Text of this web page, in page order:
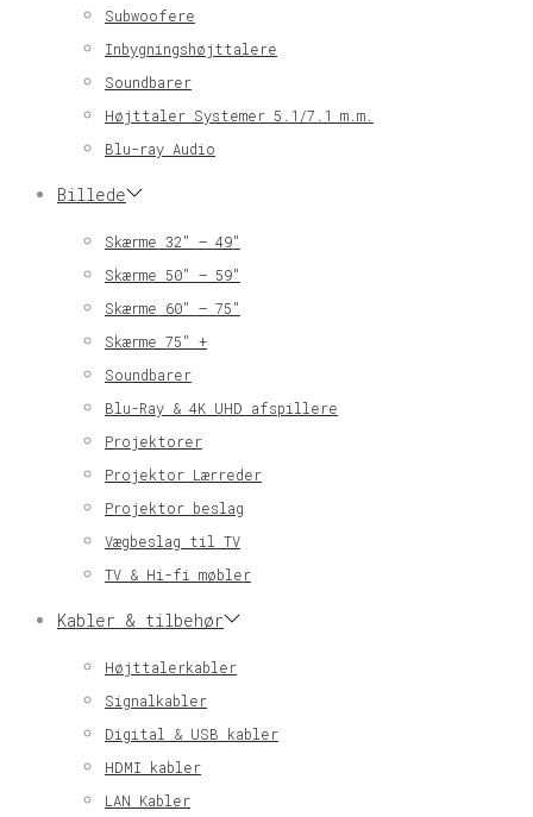
Subwoofere
Inbygningshøjttalere
Soundbarer
Højttaler Systemer 5.1/7.1 m.m.
Blu-ray Audio
Billede
Skærme 32″ – 49″
Skærme 50″ – 59″
Skærme 60″ – 75″
Skærme 75″ +
Soundbarer
Blu-Ray & 4K UHD afspillere
Projektorer
Projektor Lærreder
Projektor beslag
Vægbeslag til TV
TV & Hi-fi møbler
Kabler & tilbehør
Højttalerkabler
Signalkabler
Digital & USB kabler
HDMI kabler
LAN Kabler